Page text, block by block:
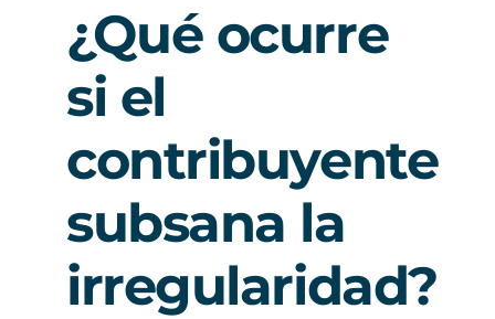
¿Qué ocurre
si el
contribuyente
subsana la
irregularidad?